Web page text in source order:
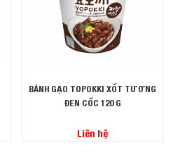
BÁNH GẠO TOPOKKI XỐT TƯƠNG
ĐEN CỐC 120 G
Liên hệ